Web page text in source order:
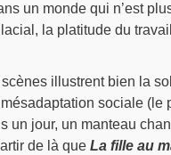
un monde qui n’est
la platitude du
illustrent bien la
sociale
un jour, un manteau
de là que La fille au